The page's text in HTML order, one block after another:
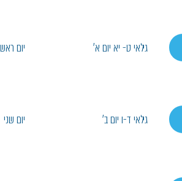
גילאי ט- יא יום א' יום
גילאי ד-ו יום ב' יום שני